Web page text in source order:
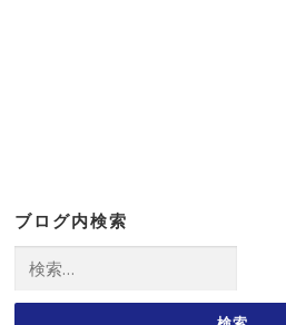
ブログ内検索
索: